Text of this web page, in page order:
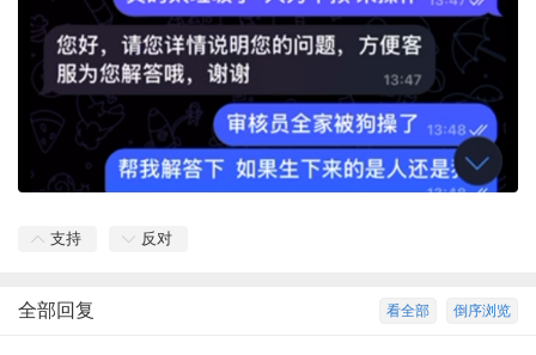
支持 反对
倒序浏览
看全部
全部回复